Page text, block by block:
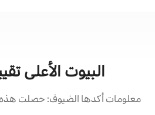
البيوت الأعلى
معلومات أكدها الضيوف: حصلت هذه